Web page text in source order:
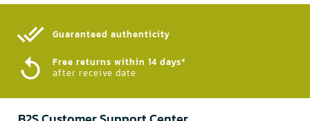
Guaranteed authenticity​
Free returns within 14 days*
after receive date